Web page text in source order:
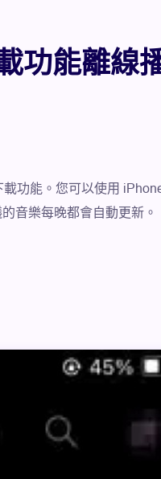
功能離線
功能。您可以使用
音樂每晚都會自動更新。